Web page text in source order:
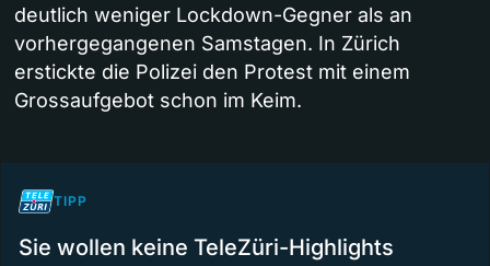
deutlich weniger Lockdown-Gegner als an
vorhergegangenen Samstagen. In Zürich
erstickte die Polizei den Protest mit einem
Grossaufgebot schon im Keim.
TIPP
Sie wollen keine TeleZüri-Highlights